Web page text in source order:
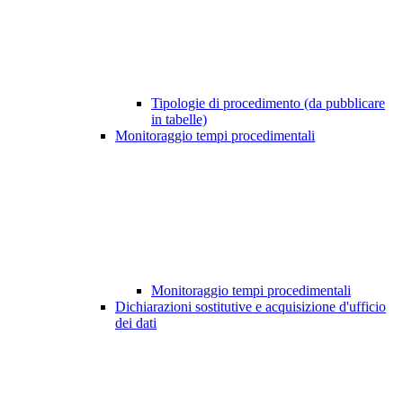
Tipologie di procedimento (da pubblicare
in tabelle)
Monitoraggio tempi procedimentali
Monitoraggio tempi procedimentali
Dichiarazioni sostitutive e acquisizione d'ufficio
dei dati